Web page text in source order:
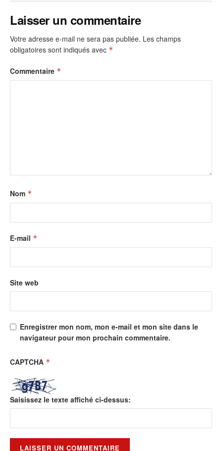
Laisser un commentaire
Votre adresse e-mail ne sera pas publiée. Les champs
obligatoires sont indiqués avec *
Commentaire *
Nom *
E-mail *
Site web
Enregistrer mon nom, mon e-mail et mon site dans le
navigateur pour mon prochain commentaire.
CAPTCHA *
Saisissez le texte affiché ci-dessus: